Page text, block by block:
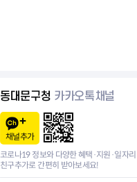
동대문구청 카카오톡채널
채널추가
코로나19 정보와 다양한 혜택·지원·일자
친구추가로 간편히 받아보세요!